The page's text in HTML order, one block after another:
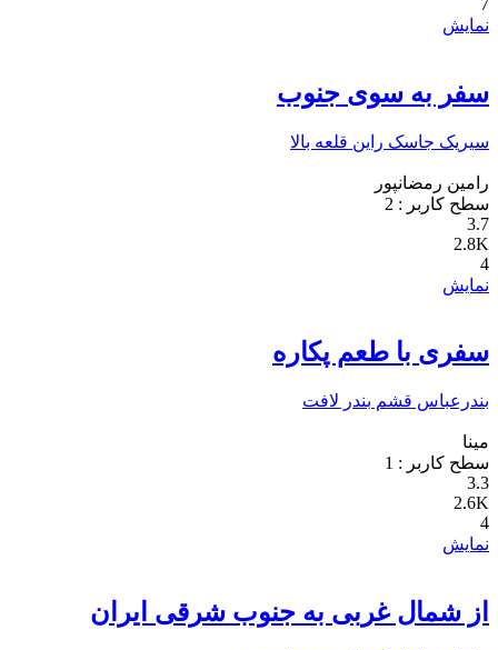
نمایش
سفر به سوی جنوب
سیریک جاسک راین قلعه بالا
رامین رمضانپور
سطح کاربر : 2
3.7
2.8K
4
نمایش
سفری با طعم پکاره
بندرعباس قشم بندر لافت
مینا
سطح کاربر : 1
3.3
2.6K
4
نمایش
از شمال غربی به جنوب شرقی ایران